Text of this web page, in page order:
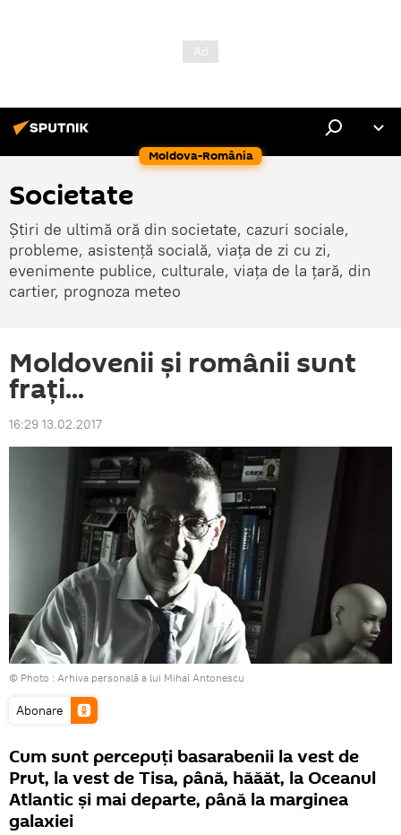
Moldova-România
Societate
Știri de ultimă oră din societate, cazuri sociale,
probleme, asistență socială, viața de zi cu zi,
evenimente publice, culturale, viața de la țară, din
cartier, prognoza meteo
Moldovenii şi românii sunt
fraţi...
16:29 13.02.2017
© Photo : Arhiva personală a lui Mihai Antonescu
Abonare
Cum sunt percepuţi basarabenii la vest de
Prut, la vest de Tisa, până, hăăăt, la Oceanul
Atlantic şi mai departe, până la marginea
galaxiei